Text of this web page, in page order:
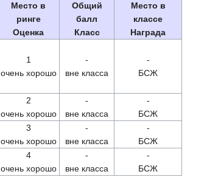
Место в
ринге
Оценка
Общий
балл
Класс
Место в
классе
Награда
1
очень хорошо
-
вне класса
-
БСЖ
2
очень хорошо
-
вне класса
-
БСЖ
3
очень хорошо
-
вне класса
-
БСЖ
4
очень хорошо
-
вне класса
-
БСЖ